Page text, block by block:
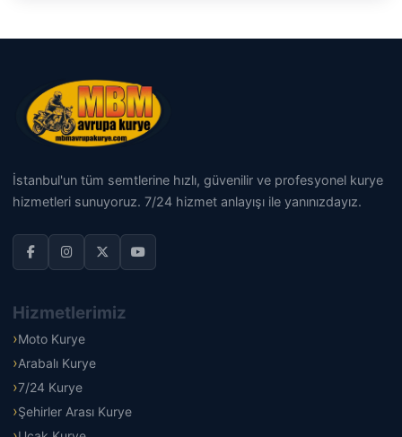
İstanbul'un tüm semtlerine hızlı, güvenilir ve profesyonel kurye
hizmetleri sunuyoruz. 7/24 hizmet anlayışı ile yanınızdayız.
Hizmetlerimiz
Moto Kurye
Arabalı Kurye
7/24 Kurye
Şehirler Arası Kurye